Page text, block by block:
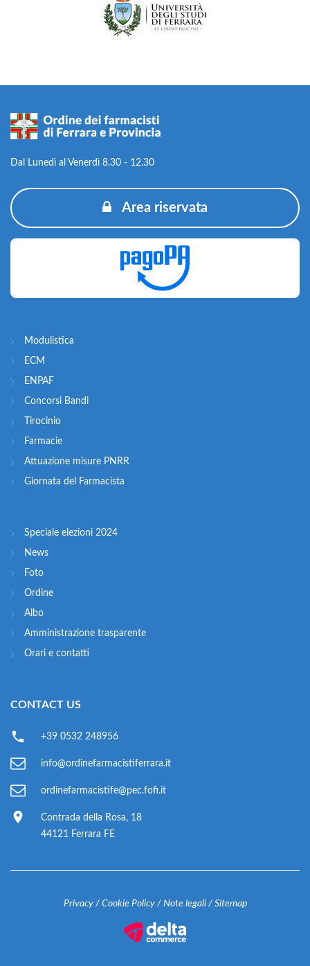
Dal Lunedì al Venerdì 8.30 - 12.30
Area riservata
Modulistica
ECM
ENPAF
Concorsi Bandi
Tirocinio
Farmacie
Attuazione misure PNRR
Giornata del Farmacista
Speciale elezioni 2024
News
Foto
Ordine
Albo
Amministrazione trasparente
Orari e contatti
CONTACT US
+39 0532 248956
info@ordinefarmacistiferrara.it
ordinefarmacistife@pec.fofi.it
Contrada della Rosa, 18
44121 Ferrara FE
Privacy/ Cookie Policy/ Note legali/ Sitemap